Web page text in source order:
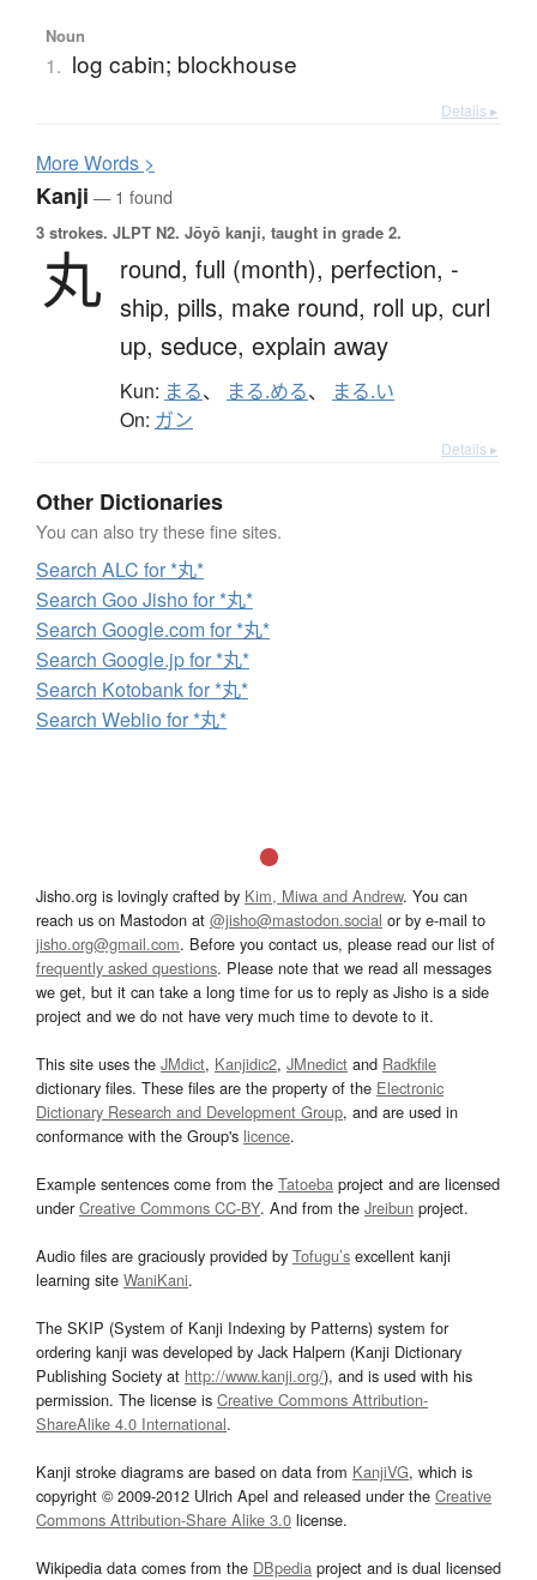
Noun
1. log cabin; blockhouse
Details ▸
MoreWords >
Kanji — 1 found
3 strokes. JLPT N2. Jōyō kanji, taught in grade 2.
丸 round, full (month), perfection, -
ship, pills, make round, roll up, curl
up, seduce, explain away
Kun: まる、 まる.める、 まる.い
On: ガン
Details ▸
Other Dictionaries
You can also try these fine sites.
Search ALC for *丸*
Search Goo Jisho for *丸*
Search Google.com for *丸*
Search Google.jp for *丸*
Search Kotobank for *丸*
Search Weblio for *丸*
Jisho.org is lovingly crafted by Kim, Miwa and Andrew. You can
reach us on Mastodon at @jisho@mastodon.social or by e-mail to
jisho.org@gmail.com. Before you contact us, please read our list of
frequently asked questions. Please note that we read all messages
we get, but it can take a long time for us to reply as Jisho is a side
project and we do not have very much time to devote to it.
This site uses the JMdict, Kanjidic2, JMnedict and Radkfile
dictionary files. These files are the property of the Electronic
Dictionary Research and Development Group, and are used in
conformance with the Group's licence.
Example sentences come from the Tatoeba project and are licensed
underCreative Commons CC-BY. And from the Jreibun project.
Audio files are graciously provided by Tofugu’s excellent kanji
learning site WaniKani.
The SKIP (System of Kanji Indexing by Patterns) system for
ordering kanji was developed by Jack Halpern (Kanji Dictionary
Publishing Society at http://www.kanji.org/), and is used with his
permission. The license is Creative Commons Attribution-
ShareAlike 4.0 International.
Kanji stroke diagrams are based on data from KanjiVG, which is
copyright © 2009-2012 Ulrich Apel and released under the Creative
Commons Attribution-Share Alike 3.0 license.
Wikipedia data comes from the DBpedia project and is dual licensed